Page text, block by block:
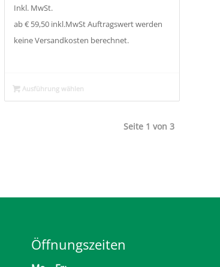
Inkl. MwSt.
ab € 59,50 inkl.MwSt Auftragswert werden
keine Versandkosten berechnet.
Ausführung wählen
Seite 1 von 3
Öffnungszeiten